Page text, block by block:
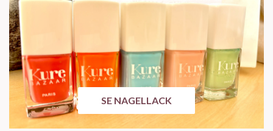
SE NAGELLACK